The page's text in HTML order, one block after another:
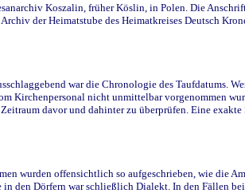
Koszalin, früher Köslin, in Polen. Die
der Heimatstube des Heimatkreises Deutsch
war die Chronologie des Taufdatums.
Kirchenpersonal nicht unmittelbar vorgenommen
davor und dahinter zu überprüfen. Eine
wurden offensichtlich so aufgeschrieben, wie die
den Dörfern war schließlich Dialekt. In den Fällen